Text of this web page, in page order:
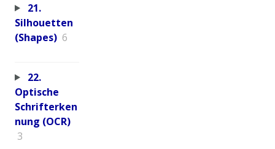
21.
Silhouetten
(Shapes) 6
22.
Optische
Schrifterken
nung (OCR)
3